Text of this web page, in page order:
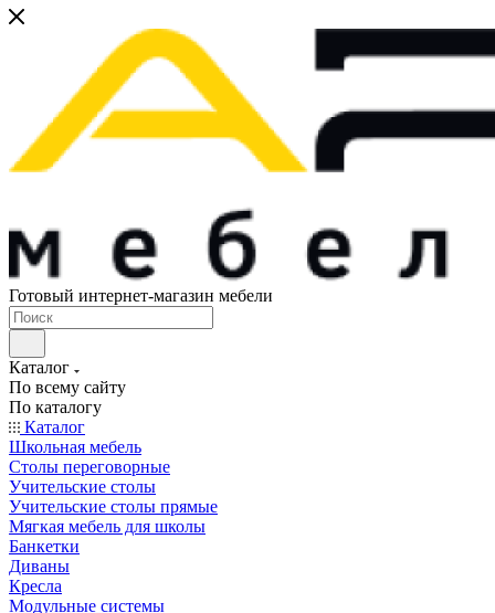
Готовый интернет-магазин мебели
Каталог
По всему сайту
По каталогу
Каталог
Школьная мебель
Столы переговорные
Учительские столы
Учительские столы прямые
Мягкая мебель для школы
Банкетки
Диваны
Кресла
Модульные системы